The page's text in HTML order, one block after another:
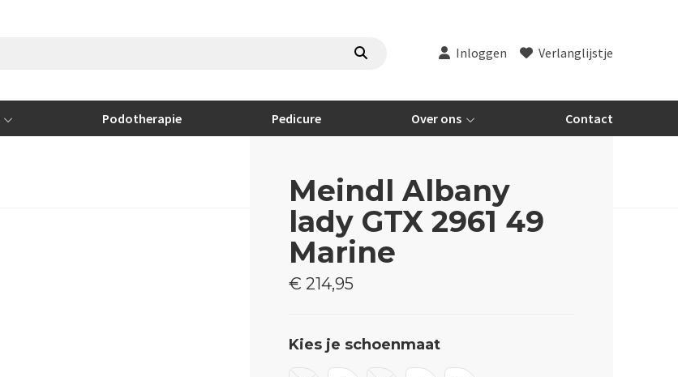
Inloggen Verlanglijstje
Podotherapie Pedicure Over ons Contact
Meindl Albany
lady GTX 2961 49
Marine
€ 214,95
Kies je schoenmaat